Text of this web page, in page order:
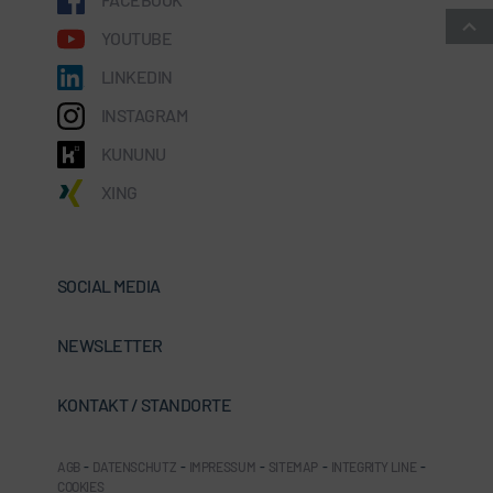
YOUTUBE
LINKEDIN
INSTAGRAM
KUNUNU
XING
SOCIAL MEDIA
NEWSLETTER
KONTAKT / STANDORTE
AGB - DATENSCHUTZ - IMPRESSUM - SITEMAP - INTEGRITY LINE -
COOKIES